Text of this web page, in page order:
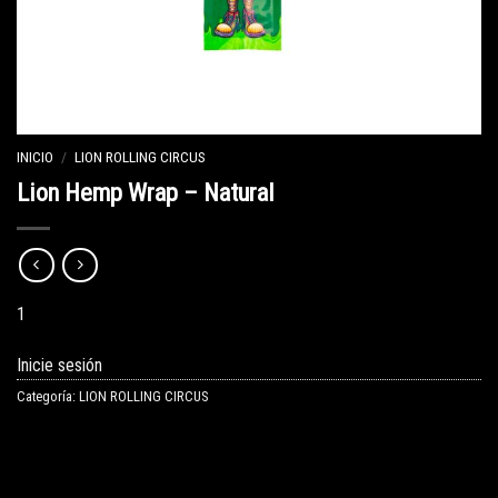
INICIO / LION ROLLING CIRCUS
Lion Hemp Wrap – Natural
1
Inicie sesión
Categoría: LION ROLLING CIRCUS